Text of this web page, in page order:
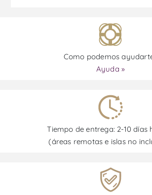
Como podemos
Ayuda »
Tiempo de entrega: 2-10 días
(áreas remotas e islas no